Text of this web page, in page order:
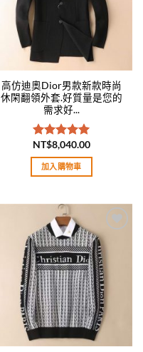
高仿迪奧Dior男款新款時尚
休閑翻領外套.好質量是您的
需求好...
評分5.00
滿分 5
NT$8,040.00
加入購物車
Add to
wishlist